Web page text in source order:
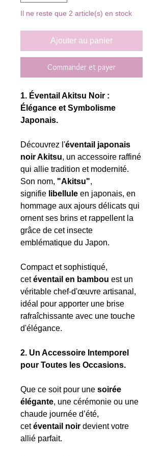
Il ne reste que 2 article(s) en stock
Ajouter au panier
Commander et payer
1. Éventail Akitsu Noir :
Élégance et Symbolisme
Japonais.
Découvrez l'éventail japonais
noir Akitsu, un accessoire raffiné
qui allie tradition et modernité.
Son nom, "Akitsu",
signifie libellule en japonais, en
hommage aux ajours délicats qui
ornent ses brins et rappellent la
grâce de cet insecte
emblématique du Japon.
Compact et sophistiqué,
cetéventail en bambou est un
véritable chef-d'œuvre artisanal,
idéal pour apporter une brise
rafraîchissante avec une touche
d'élégance.
2. Un Accessoire Intemporel
pour Toutes les Occasions.
Que ce soit pour une soirée
élégante, une cérémonie ou une
chaude journée d’été,
cetéventail noir devient votre
allié parfait.